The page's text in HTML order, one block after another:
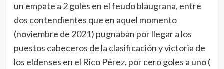
un empate a 2 goles en el feudo blaugrana, entre
dos contendientes que en aquel momento
(noviembre de 2021) pugnaban por llegar a los
puestos cabeceros de la clasificación y victoria de
los eldenses en el Rico Pérez, por cero goles a uno (